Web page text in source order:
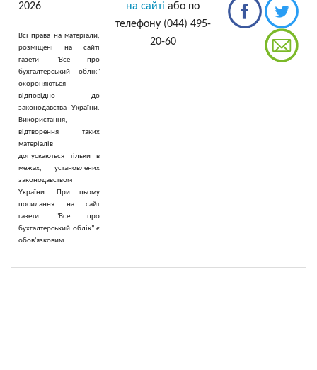
2026
Всі права на матеріали,
розміщені на сайті
газети "Все про
бухгалтерський облік"
охороняються
відповідно до
законодавства України.
Використання,
відтворення таких
матеріалів
допускаються тільки в
межах, установлених
законодавством
України. При цьому
посилання на сайт
газети "Все про
бухгалтерський облік" є
обов'язковим.
на сайті або по
телефону (044) 495-
20-60